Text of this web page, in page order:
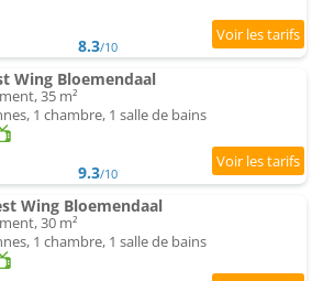
8.3/10
Wing Bloemendaal
35 m²
1 chambre, 1 salle de bains
9.3/10
Wing Bloemendaal
30 m²
1 chambre, 1 salle de bains